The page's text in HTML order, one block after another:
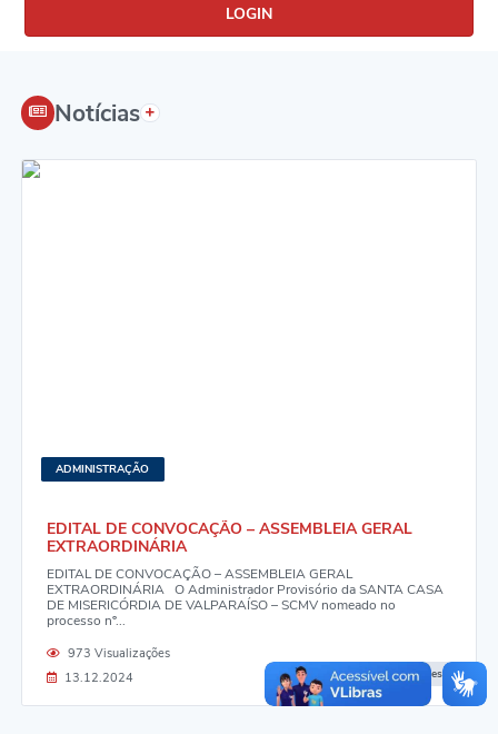
Galeria de Fotos
Projetos
Editais
LOGIN
Notícias
ADMINISTRAÇÃO
EDITAL DE CONVOCAÇÃO – ASSEMBLEIA GERAL
EXTRAORDINÁRIA
EDITAL DE CONVOCAÇÃO – ASSEMBLEIA GERAL
EXTRAORDINÁRIA O Administrador Provisório da SANTA CASA
DE MISERICÓRDIA DE VALPARAÍSO – SCMV nomeado no
processo nº...
973 Visualizações
13.12.2024
Ver Detalhes